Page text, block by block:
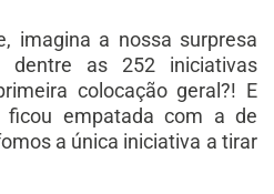
imagina a nossa surpresa
dentre as 252 iniciativas
colocação geral?! E
ficou empatada com a de
a única iniciativa a tirar